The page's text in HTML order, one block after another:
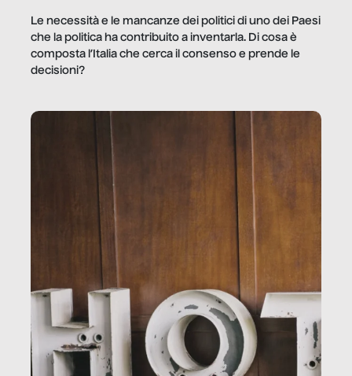
Le necessità e le mancanze dei politici di uno dei Paesi
che la politica ha contribuito a inventarla. Di cosa è
composta l’Italia che cerca il consenso e prende le
decisioni?